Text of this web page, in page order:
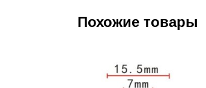
Похожие товары